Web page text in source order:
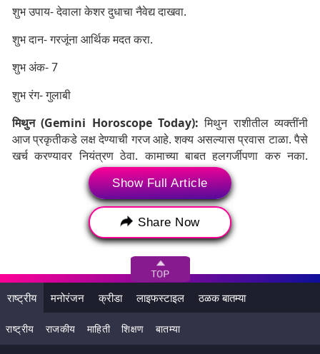
शुभ उपाय- देवाला केशर दुधाचा नैवेद्य दाखवा.
शुभ दान- गरजूंना आर्थिक मदत करा.
शुभ अंक- 7
शुभ रंग- गुलाबी
मिथुन (Gemini Horoscope Today): मिथुन राशीतील व्यक्तींनी
आज प्रकृतीकडे लक्ष देण्याची गरज आहे. शक्य असल्यास प्रवास टाळा. पैसे
खर्च करण्यावर नियंत्रण ठेवा. कामाच्या बाबत हलगर्जीपणा करु नका.
कोणत्याही नवीन कामाचे आज नियोजन करू नका.
Show Full Article
Share Now
राष्ट्रीय मनोरंजन क्रीडा लाइफस्टाइल ठळक बातम्या
राष्ट्रीय राजकीय माहिती शिक्षण बातम्या